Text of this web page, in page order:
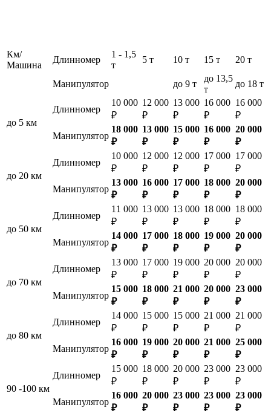
Км/
Машина
Длинномер
1 - 1,5
т
5 т 10 т 15 т 20 т
Манипулятор до 9 т
до 13,5
т
до 18 т
до 5 км
Длинномер
10 000
₽
12 000
₽
13 000
₽
16 000
₽
16 000
₽
Манипулятор
18 000
₽
13 000
₽
15 000
₽
16 000
₽
20 000
₽
до 20 км
Длинномер
10 000
₽
12 000
₽
12 000
₽
17 000
₽
17 000
₽
Манипулятор
13 000
₽
16 000
₽
17 000
₽
18 000
₽
20 000
₽
до 50 км
Длинномер
11 000
₽
13 000
₽
13 000
₽
18 000
₽
18 000
₽
Манипулятор
14 000
₽
17 000
₽
18 000
₽
19 000
₽
20 000
₽
до 70 км
Длинномер
13 000
₽
17 000
₽
19 000
₽
20 000
₽
20 000
₽
Манипулятор
15 000
₽
18 000
₽
21 000
₽
20 000
₽
23 000
₽
до 80 км
Длинномер
14 000
₽
15 000
₽
15 000
₽
21 000
₽
21 000
₽
Манипулятор
16 000
₽
19 000
₽
20 000
₽
21 000
₽
25 000
₽
90 -100 км
Длинномер
15 000
₽
18 000
₽
20 000
₽
23 000
₽
23 000
₽
Манипулятор
16 000
₽
20 000
₽
23 000
₽
23 000
₽
23 000
₽